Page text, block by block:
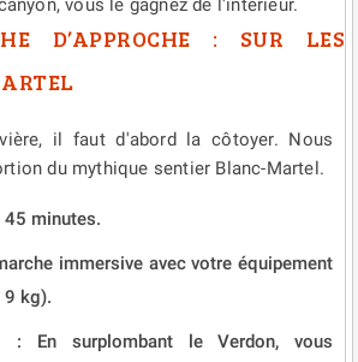
vous le gagnez de l'intérieur.
D’APPROCHE : SUR LES
il faut d'abord la côtoyer. Nous
du mythique sentier Blanc-Martel.
45 minutes.
immersive avec votre équipement
9 kg).
: En surplombant le Verdon, vous